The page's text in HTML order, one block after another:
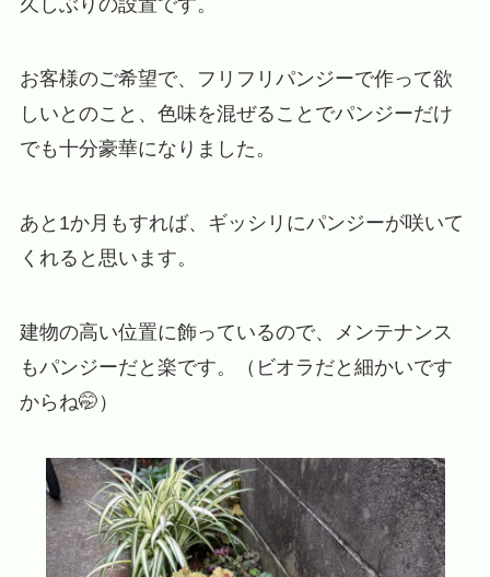
久しぶりの設置です。
お客様のご希望で、フリフリパンジーで作って欲
しいとのこと、色味を混ぜることでパンジーだけ
でも十分豪華になりました。
あと1か月もすれば、ギッシリにパンジーが咲いて
くれると思います。
建物の高い位置に飾っているので、メンテナンス
もパンジーだと楽です。（ビオラだと細かいです
からね🤭）